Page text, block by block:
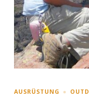
AUSRÜSTUNG